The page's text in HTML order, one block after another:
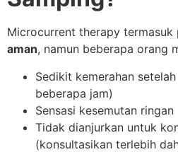
Microcurrent therapy termasuk
aman, namun beberapa orang
Sedikit kemerahan
beberapa jam)
Sensasi kesemutan ringan
Tidak dianjurkan untuk
(konsultasikan terlebih